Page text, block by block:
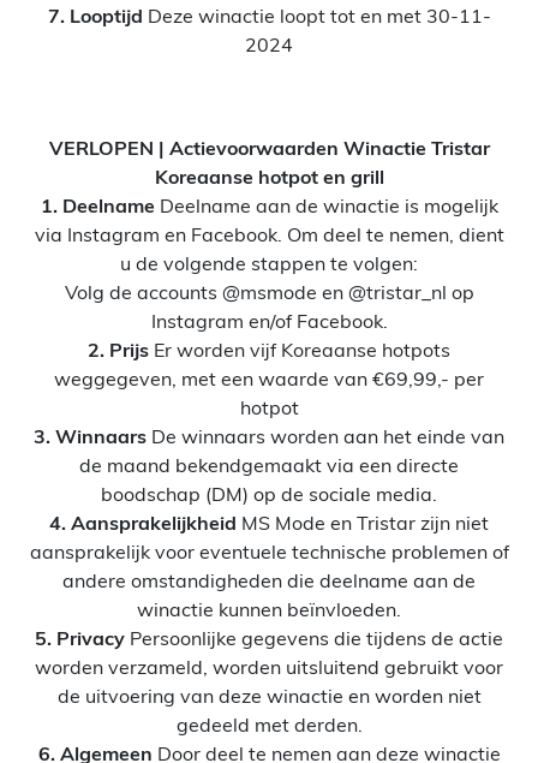
7. Looptijd Deze winactie loopt tot en met 30-11-
2024
VERLOPEN | Actievoorwaarden Winactie Tristar
Koreaanse hotpot en grill
1. Deelname Deelname aan de winactie is mogelijk
via Instagram en Facebook. Om deel te nemen, dient
u de volgende stappen te volgen:
Volg de accounts @msmode en @tristar_nl op
Instagram en/of Facebook.
2. Prijs Er worden vijf Koreaanse hotpots
weggegeven, met een waarde van €69,99,- per
hotpot
3. Winnaars De winnaars worden aan het einde van
de maand bekendgemaakt via een directe
boodschap (DM) op de sociale media.
4. Aansprakelijkheid MS Mode en Tristar zijn niet
aansprakelijk voor eventuele technische problemen of
andere omstandigheden die deelname aan de
winactie kunnen beïnvloeden.
5. Privacy Persoonlijke gegevens die tijdens de actie
worden verzameld, worden uitsluitend gebruikt voor
de uitvoering van deze winactie en worden niet
gedeeld met derden.
6. Algemeen Door deel te nemen aan deze winactie